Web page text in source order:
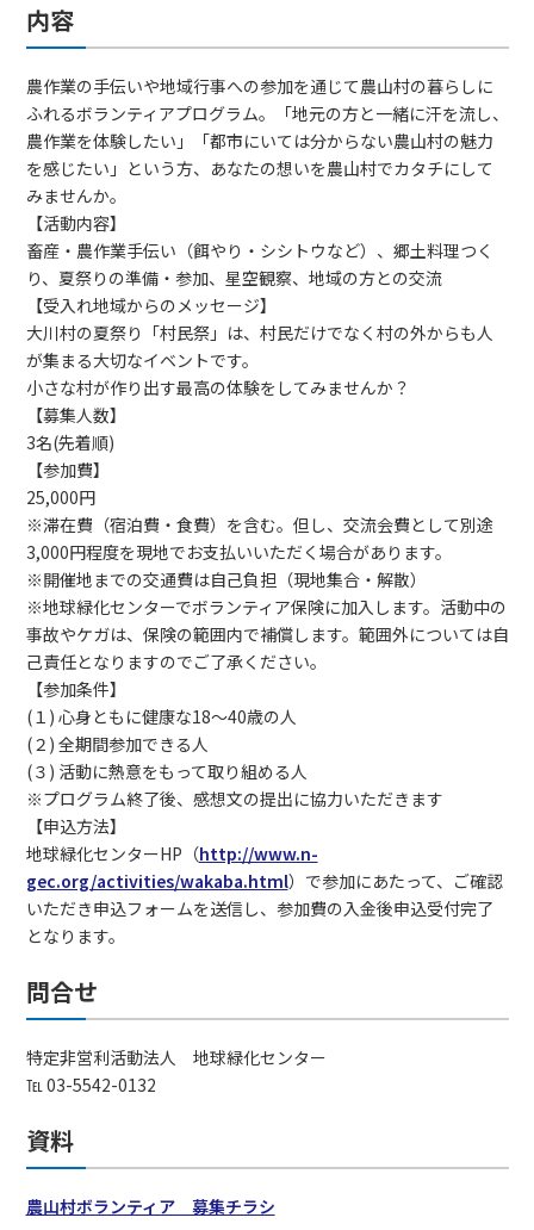
内容
農作業の手伝いや地域行事への参加を通じて農山村の暮らしに
ふれるボランティアプログラム。「地元の方と一緒に汗を流し、
農作業を体験したい」「都市にいては分からない農山村の魅力
を感じたい」という方、あなたの想いを農山村でカタチにして
みませんか。
【活動内容】
畜産・農作業手伝い（餌やり・シシトウなど）、郷土料理つく
り、夏祭りの準備・参加、星空観察、地域の方との交流
【受入れ地域からのメッセージ】
大川村の夏祭り「村民祭」は、村民だけでなく村の外からも人
が集まる大切なイベントです。
小さな村が作り出す最高の体験をしてみませんか？
【募集人数】
3名(先着順)
【参加費】
25,000円
※滞在費（宿泊費・食費）を含む。但し、交流会費として別途
3,000円程度を現地でお支払いいただく場合があります。
※開催地までの交通費は自己負担（現地集合・解散）
※地球緑化センターでボランティア保険に加入します。活動中の
事故やケガは、保険の範囲内で補償します。範囲外については自
己責任となりますのでご了承ください。
【参加条件】
(１) 心身ともに健康な18～40歳の人
(２) 全期間参加できる人
(３) 活動に熱意をもって取り組める人
※プログラム終了後、感想文の提出に協力いただきます
【申込方法】
地球緑化センターHP（http://www.n-
gec.org/activities/wakaba.html）で参加にあたって、ご確認
いただき申込フォームを送信し、参加費の入金後申込受付完了
となります。
問合せ
特定非営利活動法人 地球緑化センター
℡ 03-5542-0132
資料
農山村ボランティア 募集チラシ